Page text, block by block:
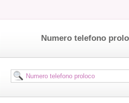
Numero telefono